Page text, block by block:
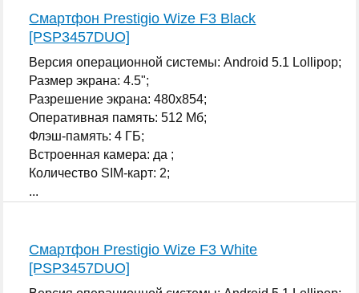
Смартфон Prestigio Wize F3 Black
[PSP3457DUO]
Версия операционной системы: Android 5.1 Lollipop;
Размер экрана: 4.5";
Разрешение экрана: 480x854;
Оперативная память: 512 Мб;
Флэш-память: 4 ГБ;
Встроенная камера: да ;
Количество SIM-карт: 2;
...
Смартфон Prestigio Wize F3 White
[PSP3457DUO]